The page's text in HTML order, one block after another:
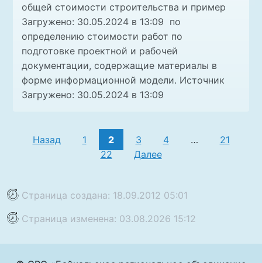
общей стоимости строительства и пример
Загружено: 30.05.2024 в 13:09 по
определению стоимости работ по
подготовке проектной и рабочей
документации, содержащие материалы в
форме информационной модели. Источник
Загружено: 30.05.2024 в 13:09
Назад 1 2 3 4 …
21
22
Далее
Страница создана: 18.09.2012 05:01
Страница изменена: 03.08.2026 15:12